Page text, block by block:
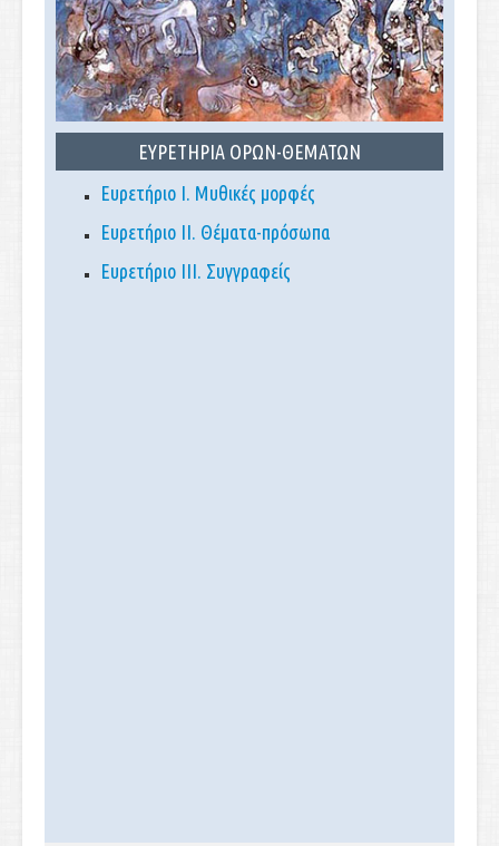
ΕΥΡΕΤΗΡΙΑ ΟΡΩΝ-ΘΕΜΑΤΩΝ
Ευρετήριο Ι. Μυθικές μορφές
Ευρετήριο ΙΙ. Θέματα-πρόσωπα
Ευρετήριο ΙΙΙ. Συγγραφείς